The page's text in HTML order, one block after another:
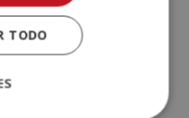
Italia
TODO